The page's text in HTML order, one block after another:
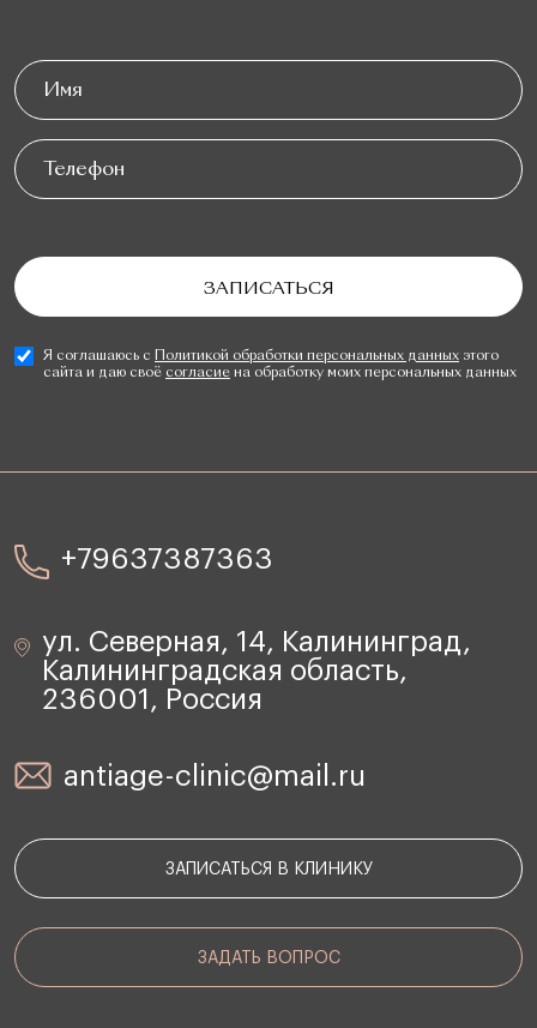
Я соглашаюсь с Политикой обработки персональных данных этого
сайта и даю своё согласиена обработку моих персональных данных
+79637387363
ул. Северная, 14, Калининград,
Калининградская область,
236001, Россия
antiage-clinic@mail.ru
ЗАПИСАТЬСЯ В КЛИНИКУ
ЗАДАТЬ ВОПРОС